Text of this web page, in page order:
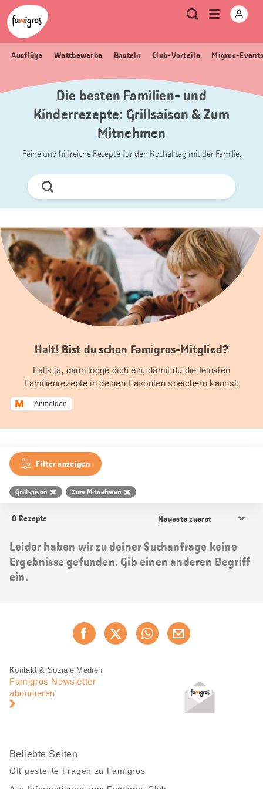
Sprungmarken
Navigation
Header
Logo
Meta
Navigation
Suche
Menu
öffnen
Ausflüge Wettbewerbe Basteln Club-Vorteile Migros-
Die besten Familien- und
Kinderrezepte: Grillsaison & Zum
Mitnehmen
Feine und hilfreiche Rezepte für den Kochalltag mit der Familie.
Jetzt
Suchen
Halt! Bist du schon Famigros-Mitglied?
Falls ja, dann logge dich ein, damit du die feinsten
Familienrezepte in deinen Favoriten speichern kannst.
Anmelden
Filter anzeigen
Grillsaison Zum Mitnehmen
0 Rezepte
Sortierung
Leider haben wir zu deiner Suchanfrage keine
Ergebnisse gefunden. Gib einen anderen Begriff
ein.
Jetzt weiterempfehlen
Fusszeile
Fusszeile
Navigation
Kontakt & Soziale Medien
Famigros Newsletter
abonnieren
Beliebte Seiten
Oft gestellte Fragen zu Famigros